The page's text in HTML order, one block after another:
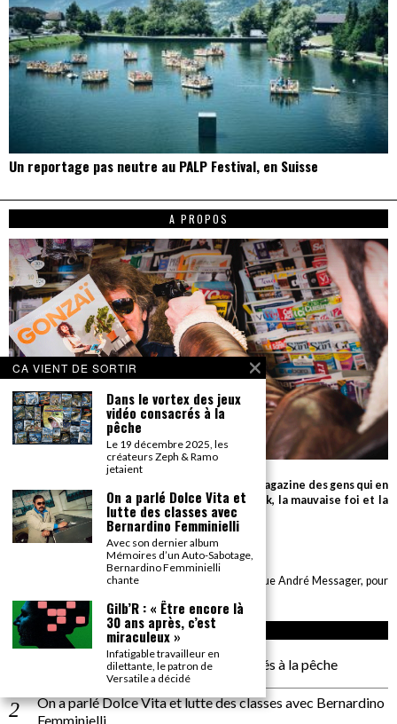
Un reportage pas neutre au PALP Festival, en Suisse
A PROPOS
Parce que seul le détail compte, Gonzaï est le magazine des gens qui en
savent beaucoup sur très peu de choses (le rock, la mauvaise foi et la
cuisson des biftecks).
desk AT gonzai.com
Edité par GONZAÏ MEDIA. Pour tout envoi : CBE, 6 rue André Messager, pour
ARTICLES RÉCENTS
Dans le vortex des jeux vidéo consacrés à la pêche
On a parlé Dolce Vita et lutte des classes avec Bernardino
Femminielli
CA VIENT DE SORTIR
Dans le vortex des jeux
vidéo consacrés à la
pêche
Le 19 décembre 2025, les
créateurs Zeph & Ramo
jetaient
On a parlé Dolce Vita et
lutte des classes avec
Bernardino Femminielli
Avec son dernier album
Mémoires d’un Auto-Sabotage,
Bernardino Femminielli
chante
Gilb’R : « Être encore là
30 ans après, c’est
miraculeux »
Infatigable travailleur en
dilettante, le patron de
Versatile a décidé